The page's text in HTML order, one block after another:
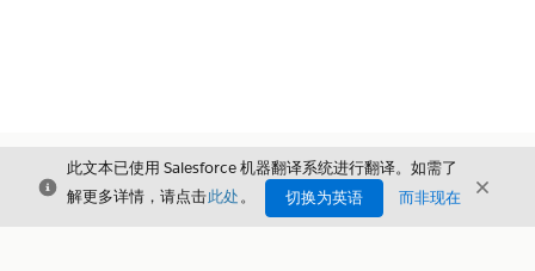
关闭
此文本已使用 Salesforce 机器翻译系统进行翻译。如需了
解更多详情，请点击此处。 切换为英语 而非现在 关闭